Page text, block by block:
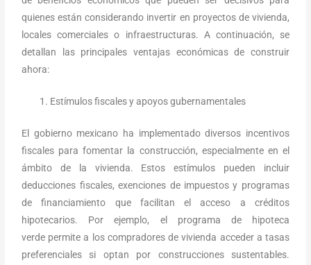
quienes están considerando invertir en proyectos de vivienda,
locales comerciales o infraestructuras. A continuación, se
detallan las principales ventajas económicas de construir
ahora:
Estímulos fiscales y apoyos gubernamentales
El gobierno mexicano ha implementado diversos incentivos
fiscales para fomentar la construcción, especialmente en el
ámbito de la vivienda. Estos estímulos pueden incluir
deducciones fiscales, exenciones de impuestos y programas
de financiamiento que facilitan el acceso a créditos
hipotecarios. Por ejemplo, el programa de hipoteca
verde permite a los compradores de vivienda acceder a tasas
preferenciales si optan por construcciones sustentables.